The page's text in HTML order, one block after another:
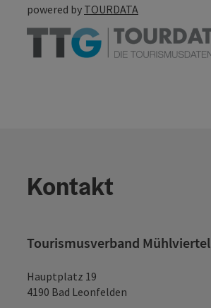
powered by TOURDATA
Kontakt
Tourismusverband Mühlviertel
Hauptplatz 19
4190 Bad Leonfelden